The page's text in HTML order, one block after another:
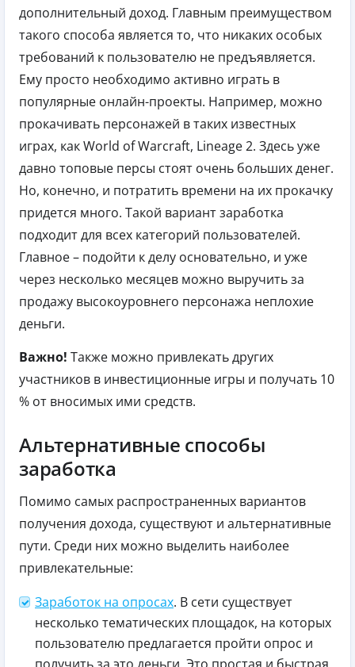
дополнительный доход. Главным преимуществом
такого способа является то, что никаких особых
требований к пользователю не предъявляется.
Ему просто необходимо активно играть в
популярные онлайн-проекты. Например, можно
прокачивать персонажей в таких известных
играх, как World of Warcraft, Lineage 2. Здесь уже
давно топовые персы стоят очень больших денег.
Но, конечно, и потратить времени на их прокачку
придется много. Такой вариант заработка
подходит для всех категорий пользователей.
Главное – подойти к делу основательно, и уже
через несколько месяцев можно выручить за
продажу высокоуровнего персонажа неплохие
деньги.
Важно! Также можно привлекать других
участников в инвестиционные игры и получать 10
% от вносимых ими средств.
Альтернативные способы
заработка
Помимо самых распространенных вариантов
получения дохода, существуют и альтернативные
пути. Среди них можно выделить наиболее
привлекательные:
Заработок на опросах. В сети существует
несколько тематических площадок, на которых
пользователю предлагается пройти опрос и